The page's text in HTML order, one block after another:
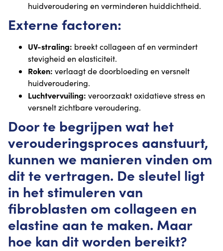
huidveroudering en verminderen huiddichtheid.
Externe factoren:
UV-straling: breekt collageen af en vermindert
stevigheid en elasticiteit.
Roken: verlaagt de doorbloeding en versnelt
huidveroudering.
Luchtvervuiling: veroorzaakt oxidatieve stress en
versnelt zichtbare veroudering.
Door te begrijpen wat het
verouderingsproces aanstuurt,
kunnen we manieren vinden om
dit te vertragen. De sleutel ligt
in het stimuleren van
fibroblasten om collageen en
elastine aan te maken. Maar
hoe kan dit worden bereikt?